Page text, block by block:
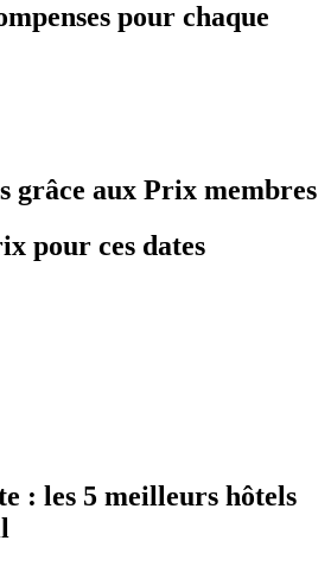
pour chaque
grâce aux Prix membres
pour ces dates
: les 5 meilleurs hôtels